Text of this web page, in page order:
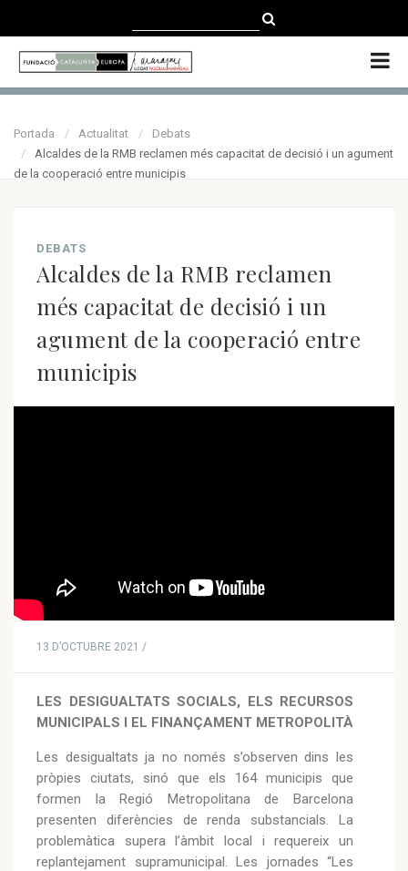
ENGLISH
Portada Actualitat
Debats
Alcaldes de la RMB reclamen més capacitat de decisió i un agument
de la cooperació entre municipis
DEBATS
Alcaldes de la RMB reclamen
més capacitat de decisió i un
agument de la cooperació entre
municipis
13 D’OCTUBRE 2021 /
LES DESIGUALTATS SOCIALS, ELS RECURSOS
MUNICIPALS I EL FINANÇAMENT METROPOLITÀ
Les desigualtats ja no només s’observen dins les
pròpies ciutats, sinó que els 164 municipis que
formen la Regió Metropolitana de Barcelona
presenten diferències de renda substancials. La
problemàtica supera l’àmbit local i requereix un
replantejament supramunicipal. Les jornades “Les